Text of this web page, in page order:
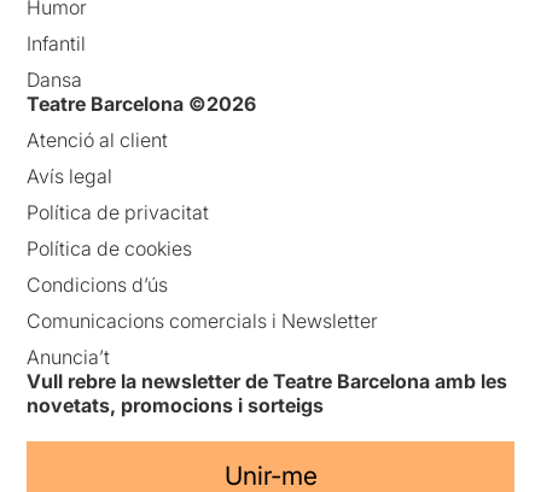
Humor
Infantil
Dansa
Teatre Barcelona ©2026
Atenció al client
Avís legal
Política de privacitat
Política de cookies
Condicions d’ús
Comunicacions comercials i Newsletter
Anuncia’t
Vull rebre la newsletter de Teatre Barcelona amb les
novetats, promocions i sorteigs
Unir-me